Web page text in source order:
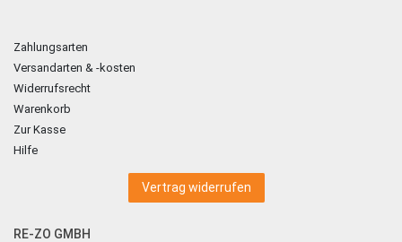
Zahlungsarten
Versandarten & -kosten
Widerrufsrecht
Warenkorb
Zur Kasse
Hilfe
Vertrag widerrufen
RE-ZO GMBH